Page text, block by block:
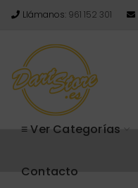
Llámanos: 961 152 301
≡ Ver Categorías
Contacto